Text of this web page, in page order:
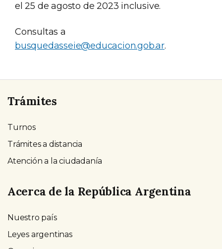
el 25 de agosto de 2023 inclusive.
Consultas a
busquedasseie@educacion.gob.ar.
Trámites
Turnos
Trámites a distancia
Atención a la ciudadanía
Acerca de la República Argentina
Nuestro país
Leyes argentinas